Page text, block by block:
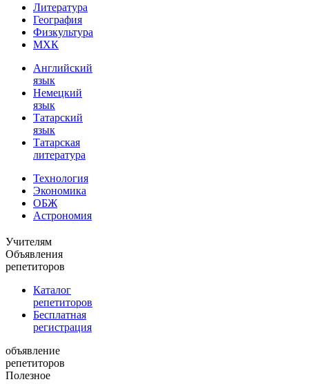
Литература
География
Физкультура
МХК
Английский
язык
Немецкий
язык
Татарский
язык
Татарская
литература
Технология
Экономика
ОБЖ
Астрономия
Учителям
Объявления
репетиторов
Каталог
репетиторов
Бесплатная
регистрация
объявление
репетиторов
Полезное